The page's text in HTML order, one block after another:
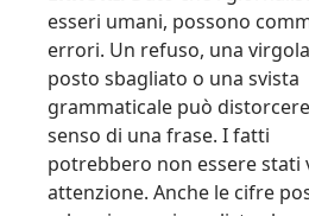
esseri umani, possono
errori. Un refuso, una
posto sbagliato o una svista
grammaticale può
senso di una frase. I fatti
potrebbero non essere stati
attenzione. Anche le cifre